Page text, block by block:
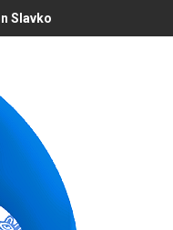
Slavko O B L A K in Landshut